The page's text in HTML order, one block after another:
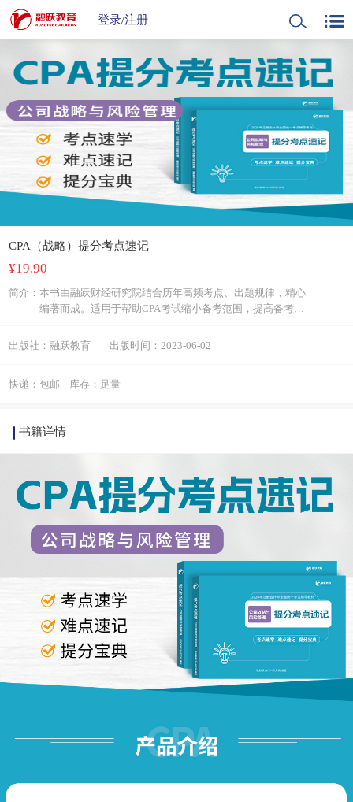
登录/注册
CPA（战略）提分考点速记
¥19.90
简介：本书由融跃财经研究院结合历年高频考点、出题规律，精心
编著而成。适用于帮助CPA考试缩小备考范围，提高备考效
器。
出版社：融跃教育 出版时间：2023-06-02
快递：包邮 库存：足量
书籍详情